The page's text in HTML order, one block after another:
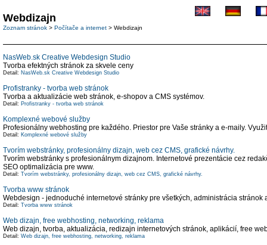
Webdizajn
Zoznam stránok > Počítače a internet > Webdizajn
NasWeb.sk Creative Webdesign Studio
Tvorba efektných stránok za skvele ceny
Detail: NasWeb.sk Creative Webdesign Studio
Profistranky - tvorba web stránok
Tvorba a aktualizácie web stránok, e-shopov a CMS systémov.
Detail: Profistranky - tvorba web stránok
Komplexné webové služby
Profesionálny webhosting pre každého. Priestor pre Vaše stránky a e-maily.
Detail: Komplexné webové služby
Tvorím webstránky, profesionálny dizajn, web cez CMS, grafické návrhy.
Tvorím webstránky s profesionálnym dizajnom. Internetové prezentácie cez
SEO optimalizácia pre www.
Detail: Tvorím webstránky, profesionálny dizajn, web cez CMS, grafické návrhy.
Tvorba www stránok
Webdesign - jednoduché internetové stránky pre všetkých, administrácia
Detail: Tvorba www stránok
Web dizajn, free webhosting, networking, reklama
Web dizajn, tvorba, aktualizácia, redizajn internetových stránok, aplikácií, free
Detail: Web dizajn, free webhosting, networking, reklama